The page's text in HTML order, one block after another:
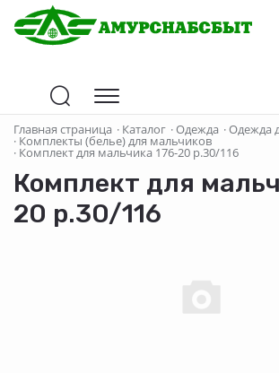
Главная страница · Каталог ·Одежда ·Одежда
· Комплекты (белье) для мальчиков
· Комплект для мальчика 176-20 р.30/116
Комплект для
20 р.30/116